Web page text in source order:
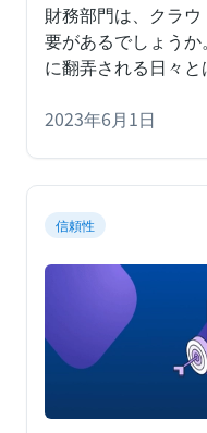
財務部門は、クラ
要があるでしょう
に翻弄される日々と
2023年6月1日
信頼性